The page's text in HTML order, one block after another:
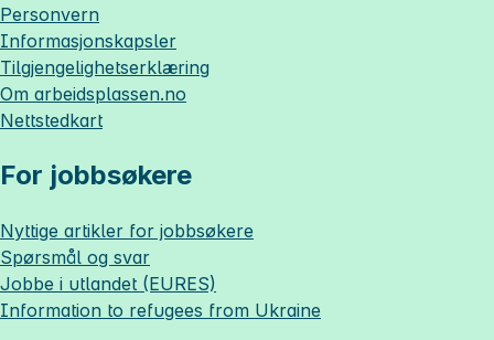
Personvern
Informasjonskapsler
Tilgjengelighetserklæring
Om arbeidsplassen.no
Nettstedkart
For jobbsøkere
Nyttige artikler for jobbsøkere
Spørsmål og svar
Jobbe i utlandet (EURES)
Information to refugees from Ukraine